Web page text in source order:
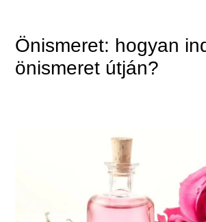
Önismeret: hogyan
önismeret útján?